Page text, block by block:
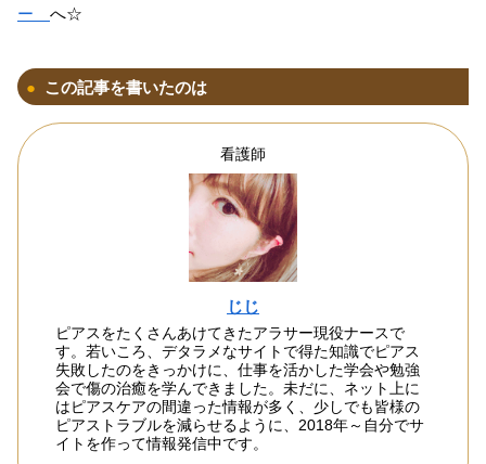
ー へ☆
この記事を書いたのは
看護師
じじ
ピアスをたくさんあけてきたアラサー現役ナースで
す。若いころ、デタラメなサイトで得た知識でピアス
失敗したのをきっかけに、仕事を活かした学会や勉強
会で傷の治癒を学んできました。未だに、ネット上に
はピアスケアの間違った情報が多く、少しでも皆様の
ピアストラブルを減らせるように、2018年～自分でサ
イトを作って情報発信中です。